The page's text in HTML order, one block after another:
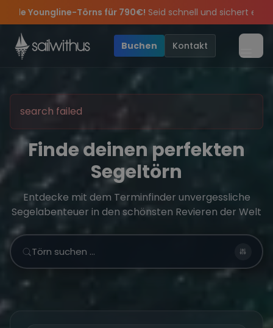
Skip to content
790€!Seid schnell und sichert euch die letzten Plätze. •
Sichere Dir jetztDein Meilenbuch und Deine sailwithus-
mehr Sowie20€ Rabatt auf deinen ersten Törn! •
die Törns, die Crew und die besten Geschichten des
Buchen
Kontakt
search failed
Finde deinen perfekten
Segeltörn
Entdecke mit dem Terminfinder unvergessliche
Segelabenteuer in den schönsten Revieren der Welt
Törn suchen …